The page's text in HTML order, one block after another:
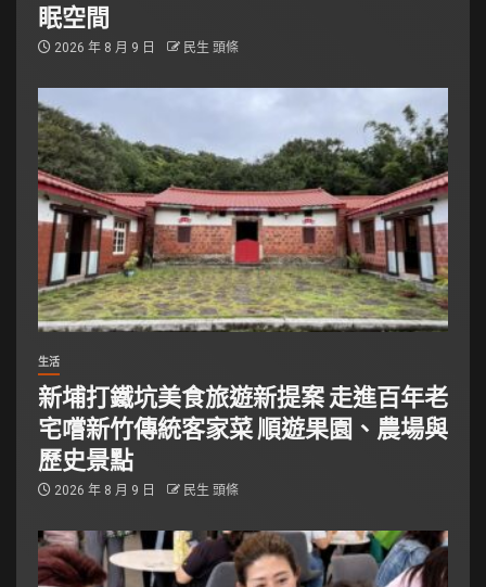
眠空間
2026 年 8 月 9 日 民生 頭條
生活
新埔打鐵坑美食旅遊新提案 走進百年老
宅嚐新竹傳統客家菜 順遊果園、農場與
歷史景點
2026 年 8 月 9 日 民生 頭條